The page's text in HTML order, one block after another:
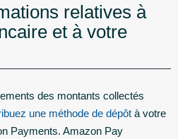
relatives à
et à votre
des montants collectés
une méthode de dépôt à votre
Payments. Amazon Pay